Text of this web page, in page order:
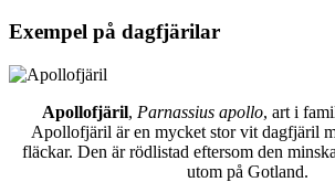
Exempel på dagfjärilar
Apollofjäril, Parnassius apollo, art i
Apollofjäril är en mycket stor vit dagfjäril
fläckar. Den är rödlistad eftersom den
utom på Gotland.